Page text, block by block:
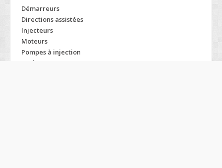
Démarreurs
Directions assistées
Injecteurs
Moteurs
Pompes à injection
Turbos